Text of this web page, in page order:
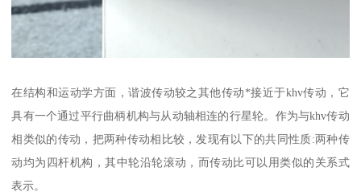
在结构和运动学方面，谐波传动较之其他传动*接近于khv传动，它
具有一个通过平行曲柄机构与从动轴相连的行星轮。作为与khv传动
相类似的传动，把两种传动相比较，发现有以下的共同性质:两种传
动均为四杆机构，其中轮沿轮滚动，而传动比可以用类似的关系式
表示。